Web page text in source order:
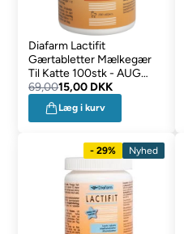
Diafarm Lactifit
Gærtabletter Mælkegær
Til Katte 100stk - AUG
DATOVARER
69,0015,00 DKK
Læg i kurv
- 29% Nyhed